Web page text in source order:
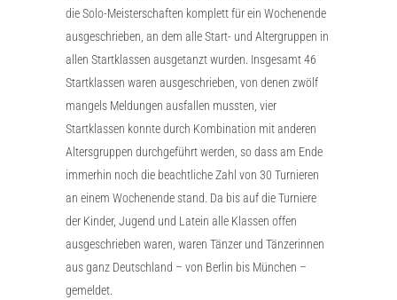
die Solo-Meisterschaften komplett für ein Wochenende
ausgeschrieben, an dem alle Start- und Altergruppen in
allen Startklassen ausgetanzt wurden. Insgesamt 46
Startklassen waren ausgeschrieben, von denen zwölf
mangels Meldungen ausfallen mussten, vier
Startklassen konnte durch Kombination mit anderen
Altersgruppen durchgeführt werden, so dass am Ende
immerhin noch die beachtliche Zahl von 30 Turnieren
an einem Wochenende stand. Da bis auf die Turniere
der Kinder, Jugend und Latein alle Klassen offen
ausgeschrieben waren, waren Tänzer und Tänzerinnen
aus ganz Deutschland – von Berlin bis München –
gemeldet.